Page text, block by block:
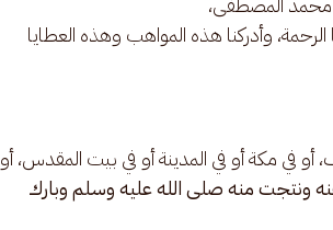
وأدركنا هذه المواهب وهذه العطايا
في مكة أو في المدينة أو في بيت المقدس، أو
ونتجت منه صلى الله عليه وسلم وبارك